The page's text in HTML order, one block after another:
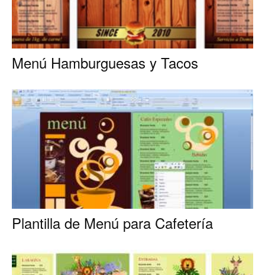
Menú Hamburguesas y Tacos
Plantilla de Menú para Cafetería